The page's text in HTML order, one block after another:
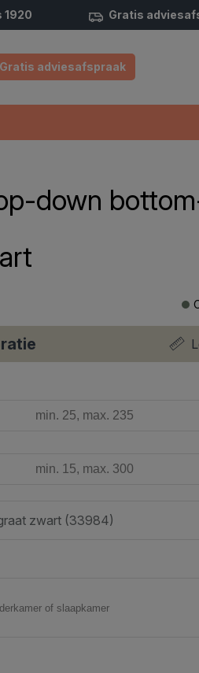
1920 Gratis
Gratis adviesafspraak
down
zwart (33984)